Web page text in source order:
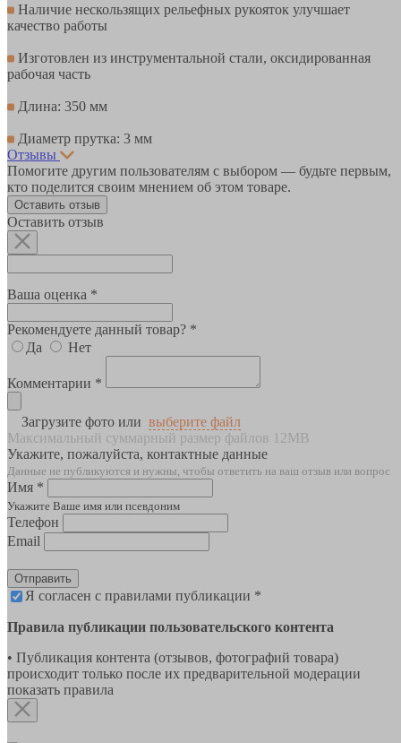
Наличие нескользящих рельефных рукояток улучшает
качество работы
Изготовлен из инструментальной стали, оксидированная
рабочая часть
Длина: 350 мм
Диаметр прутка: 3 мм
Отзывы
Помогите другим пользователям с выбором — будьте первым,
кто поделится своим мнением об этом товаре.
Оставить отзыв
Оставить отзыв
Ваша оценка *
Рекомендуете данный товар? *
Да
Нет
Комментарии *
Загрузите фото или выберите файл
Максимальный суммарный размер файлов 12MB
Укажите, пожалуйста, контактные данные
Данные не публикуются и нужны, чтобы ответить на ваш отзыв или вопрос
Имя *
Укажите Ваше имя или псевдоним
Телефон
Email
Отправить
Я согласен с правилами публикации *
Правила публикации пользовательского контента
• Публикация контента (отзывов, фотографий товара)
происходит только после их предварительной модерации
показать правила